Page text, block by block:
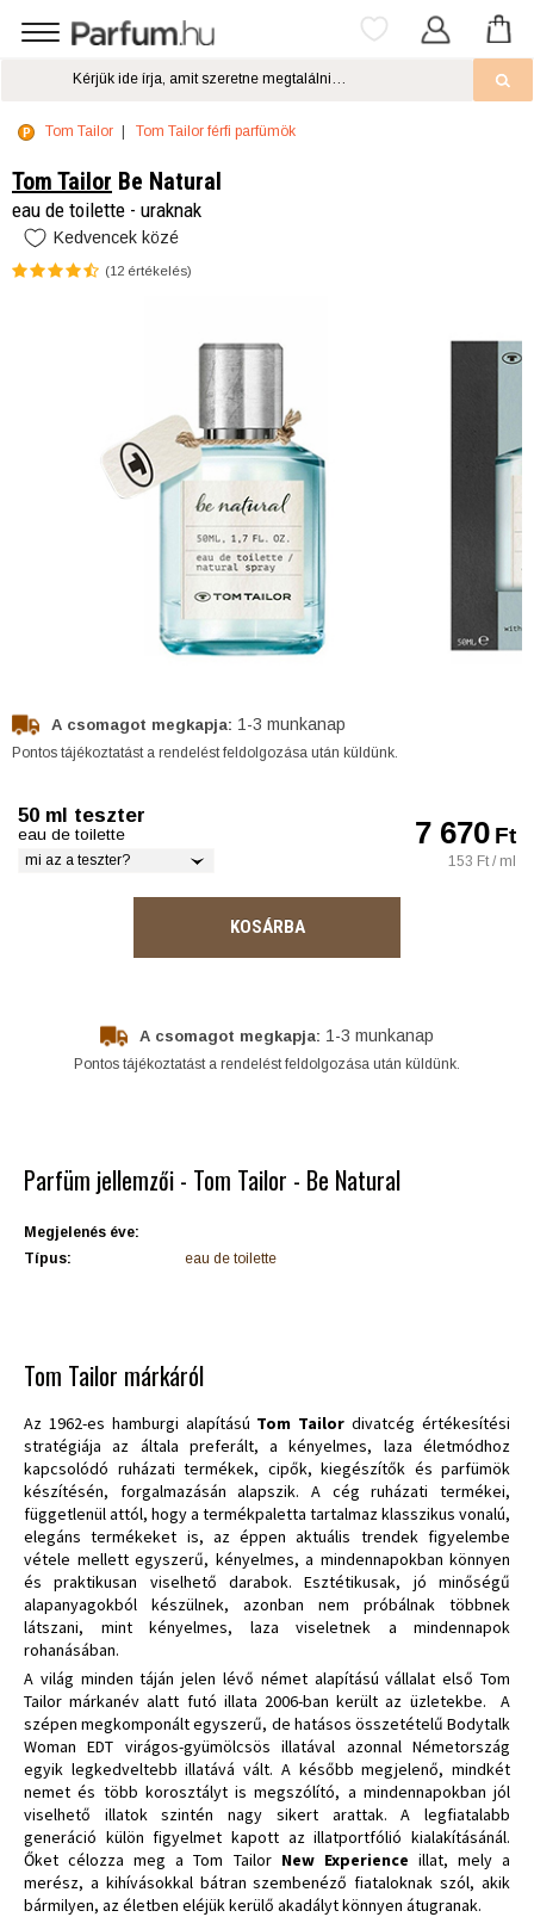
Tom Tailor Tom Tailor férfi parfümök
Tom Tailor Be Natural
eau de toilette - uraknak
Kedvencek közé
(12 értékelés)
A csomagot megkapja: 1-3 munkanap
Pontos tájékoztatást a rendelést feldolgozása után küldünk.
50 ml teszter
eau de toilette
mi az a teszter?
7 670Ft
153 Ft / ml
KOSÁRBA
A csomagot megkapja: 1-3 munkanap
Pontos tájékoztatást a rendelést feldolgozása után küldünk.
Parfüm jellemzői - Tom Tailor - Be Natural
Megjelenés éve:
Típus:
eau de toilette
Tom Tailor márkáról
Az 1962-es hamburgi alapítású Tom Tailor divatcég értékesítési
stratégiája az általa preferált, a kényelmes, laza életmódhoz
kapcsolódó ruházati termékek, cipők, kiegészítők és parfümök
készítésén, forgalmazásán alapszik. A cég ruházati termékei,
függetlenül attól, hogy a termékpaletta tartalmaz klasszikus vonalú,
elegáns termékeket is, az éppen aktuális trendek figyelembe
vétele mellett egyszerű, kényelmes, a mindennapokban könnyen
és praktikusan viselhető darabok. Esztétikusak, jó minőségű
alapanyagokból készülnek, azonban nem próbálnak többnek
látszani, mint kényelmes, laza viseletnek a mindennapok
rohanásában.
A világ minden táján jelen lévő német alapítású vállalat első Tom
Tailor márkanév alatt futó illata 2006-ban került az üzletekbe. A
szépen megkomponált egyszerű, de hatásos összetételű Bodytalk
Woman EDT virágos-gyümölcsös illatával azonnal Németország
egyik legkedveltebb illatává vált. A később megjelenő, mindkét
nemet és több korosztályt is megszólító, a mindennapokban jól
viselhető illatok szintén nagy sikert arattak. A legfiatalabb
generáció külön figyelmet kapott az illatportfólió kialakításánál.
Őket célozza meg a Tom Tailor New Experience illat, mely a
merész, a kihívásokkal bátran szembenéző fiataloknak szól, akik
bármilyen, az életben eléjük kerülő akadályt könnyen átugranak.